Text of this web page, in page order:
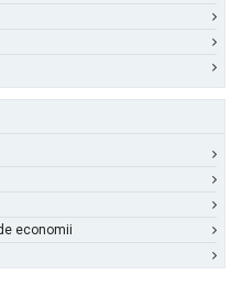
economii